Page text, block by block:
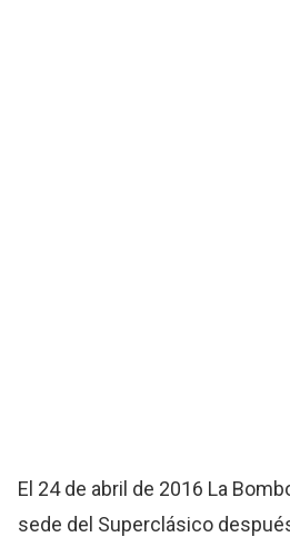
El 24 de abril de 2016 La
sede del Superclásico